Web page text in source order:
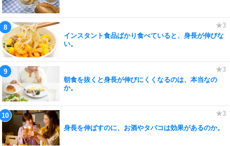
インスタント食品ばかり食べていると、身長が伸びな
い。
朝食を抜くと身長が伸びにくくなるのは、本当なの
か。
身長を伸ばすのに、お酒やタバコは効果があるのか。